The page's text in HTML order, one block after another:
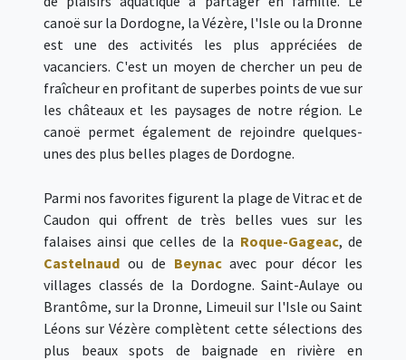
canoë sur la Dordogne, la Vézère, l'Isle ou la Dronne
est une des activités les plus appréciées de
vacanciers. C'est un moyen de chercher un peu de
fraîcheur en profitant de superbes points de vue sur
les châteaux et les paysages de notre région. Le
canoë permet également de rejoindre quelques-
unes des plus belles plages de Dordogne.
Parmi nos favorites figurent la plage de Vitrac et de
Caudon qui offrent de très belles vues sur les
falaises ainsi que celles de la Roque-Gageac, de
Castelnaud ou de Beynacavec pour décor les
villages classés de la Dordogne. Saint-Aulaye ou
Brantôme, sur la Dronne, Limeuil sur l'Isle ou Saint
Léons sur Vézère complètent cette sélections des
plus beaux spots de baignade en rivière en